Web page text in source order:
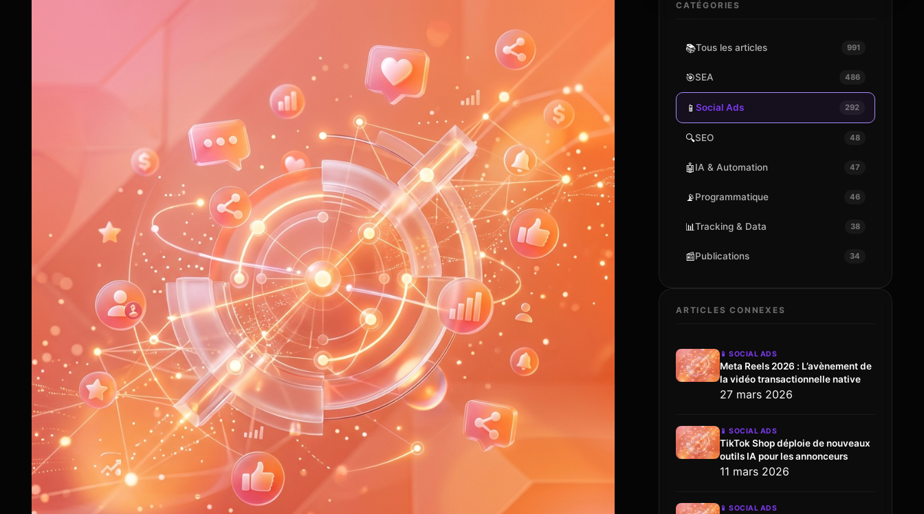
CATÉGORIES
📚Tous les articles 991
🎯SEA 486
📱 Social Ads 292
🔍SEO 48
🤖IA & Automation 47
📡Programmatique 46
📊Tracking & Data 38
📰Publications 34
ARTICLES CONNEXES
📱 SOCIAL ADS
Meta Reels 2026 : L’avènement de
la vidéo transactionnelle native
27 mars 2026
📱 SOCIAL ADS
TikTok Shop déploie de nouveaux
outils IA pour les annonceurs
11 mars 2026
📱 SOCIAL ADS